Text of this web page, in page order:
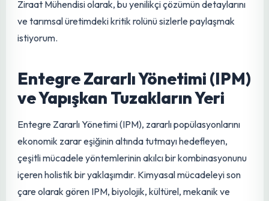
fazla sorgulanmaktadır. İşte tam da bu noktada, modern
tarımın gerektirdiği çevreci ve etkin çözümlerden biri olan
sarı-mavi rulo yapışkan tuzaklar devreye girmektedir. Bir
ve tarımsal üretimdeki kritik rolünü sizlerle paylaşmak
istiyorum.
Entegre Zararlı Yönetimi (IPM)
ve Yapışkan Tuzakların Yeri
Entegre Zararlı Yönetimi (IPM), zararlı popülasyonlarını